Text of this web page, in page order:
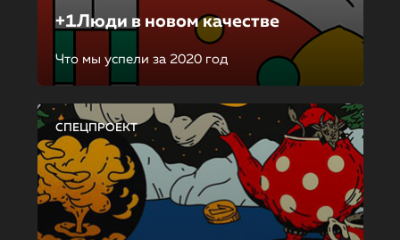
+1Люди в новом качестве
Что мы успели за 2020 год
СПЕЦПРОЕКТ